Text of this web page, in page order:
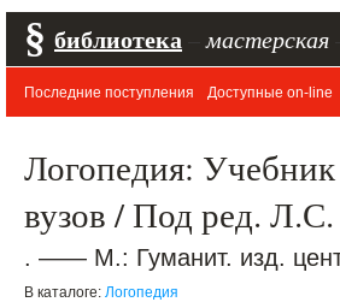
§ библиотека мастерская
Последние поступления Доступные on-line
Логопедия: Учебник
вузов / Под ред.
. —— М.: Гуманит. изд.
В каталоге: Логопедия